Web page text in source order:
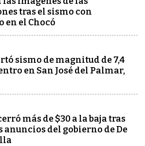
tras el sismo con
en el Chocó
sismo de magnitud de 7,4
en San José del Palmar,
más de $30 a la baja tras
del gobierno de De